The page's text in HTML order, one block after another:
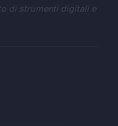
di strumenti digitali e